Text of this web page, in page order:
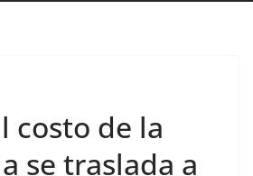
costo de la
se traslada a